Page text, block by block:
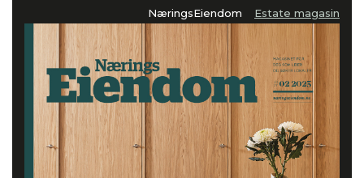
NæringsEiendom Estate magasin